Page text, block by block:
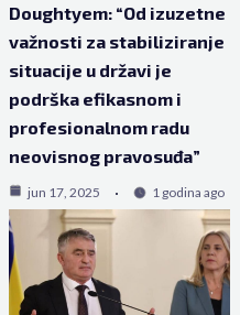
Doughtyem: “Od izuzetne
važnosti za stabiliziranje
situacije u državi je
podrška efikasnom i
profesionalnom radu
neovisnog pravosuđa”
jun 17, 2025 1 godina ago